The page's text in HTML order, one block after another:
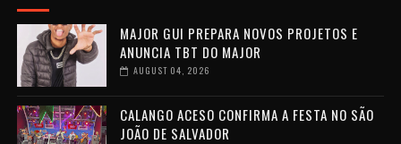
MAJOR GUI PREPARA NOVOS PROJETOS E
ANUNCIA TBT DO MAJOR
AUGUST 04, 2026
CALANGO ACESO CONFIRMA A FESTA NO SÃO
JOÃO DE SALVADOR